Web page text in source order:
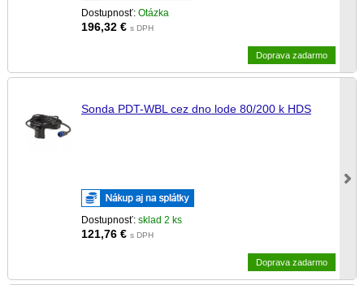
Dostupnosť:Otázka
196,32 € s DPH
Doprava zadarmo
Sonda PDT-WBL cez dno lode 80/200 k HDS
Dostupnosť:sklad 2 ks
121,76 € s DPH
Doprava zadarmo